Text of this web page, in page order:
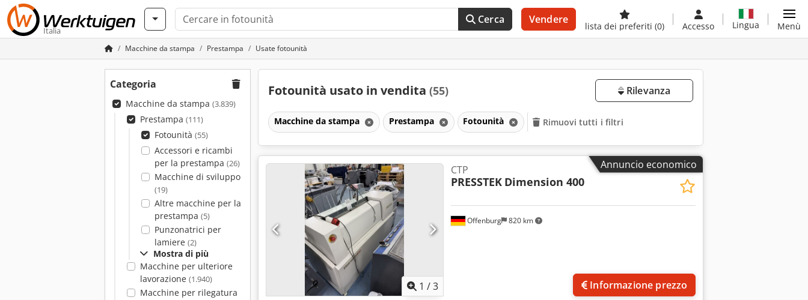
Italia
Cerca Vendere
lista dei preferiti (0) Accesso Lingua Menù
Macchine da stampa Prestampa Usate fotounità
Categoria
Macchine da stampa (3.839)
Prestampa (111)
Fotounità (55)
Accessori e ricambi
per la prestampa (26)
Macchine di sviluppo
(19)
Altre macchine per la
prestampa (5)
Punzonatrici per
lamiere (2)
Mostra di più
Macchine per ulteriore
lavorazione (1.940)
Macchine per rilegatura
Fotounità usato in vendita (55) Rilevanza
Macchine da stampa Prestampa Fotounità Rimuovi tutti i filtri
Annuncio economico
1 /3
Offenburg 820 km
CTP
PRESSTEK Dimension 400
Informazione prezzo